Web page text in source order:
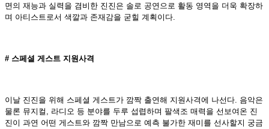
면의 재능과 실력을 겸비한 진진은 솔로 공연으로 활동 영역을 더욱 확장하
며 아티스트로서 색깔과 존재감을 굳힐 계획이다.
# 스페셜 게스트 지원사격
이날 진진을 위해 스페셜 게스트가 깜짝 출연해 지원사격에 나선다. 음악은
물론 뮤지컬, 라디오 등 분야를 두루 섭렵하며 팔색조 매력을 선보여온 진
진이 과연 어떤 게스트와 깜짝 만남으로 예측 불가한 재미를 선사할지 궁금